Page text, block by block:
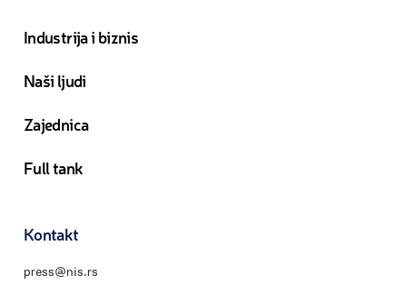
Industrija i biznis
Naši ljudi
Zajednica
Full tank
Kontakt
press@nis.rs